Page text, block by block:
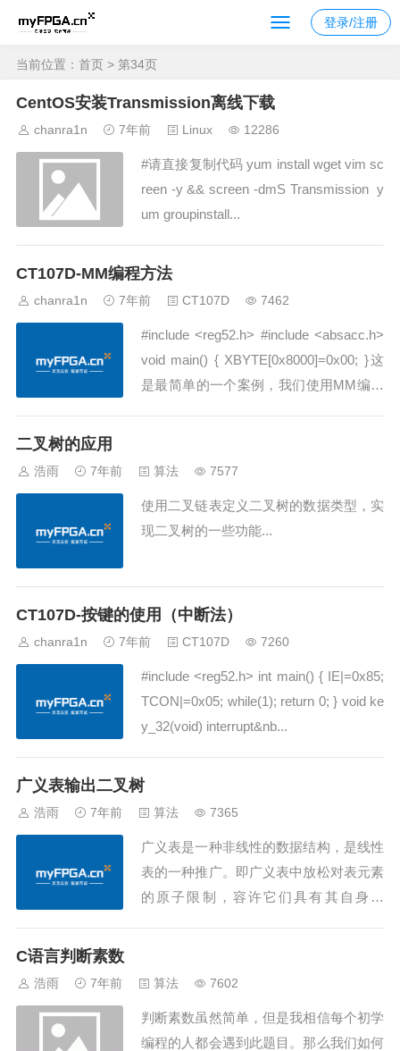
登录/注册
当前位置： 首页 > 第34页
CentOS安装Transmission离线下载
chanra1n 7年前 Linux 12286
#请直接复制代码 yum install wget vim sc
reen -y && screen -dmS Transmission y
um groupinstall...
CT107D-MM编程方法
chanra1n 7年前 CT107D 7462
#include <reg52.h> #include <absacc.h>
void main() { XBYTE[0x8000]=0x00; }这
是最简单的一个案例，我们使用MM编程
二叉树的应用
浩雨 7年前 算法 7577
使用二叉链表定义二叉树的数据类型，实
现二叉树的一些功能...
CT107D-按键的使用（中断法）
chanra1n 7年前 CT107D 7260
#include <reg52.h> int main() { IE|=0x85;
TCON|=0x05; while(1); return 0; } void ke
y_32(void) interrupt&nb...
广义表输出二叉树
浩雨 7年前 算法 7365
广义表是一种非线性的数据结构，是线性
表的一种推广。即广义表中放松对表元素
的原子限制，容许它们具有其自身结
C语言判断素数
浩雨 7年前 算法 7602
判断素数虽然简单，但是我相信每个初学
编程的人都会遇到此题目。那么我们如何